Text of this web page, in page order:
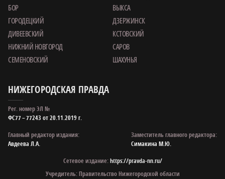
БОР
ВЫКСА
ГОРОДЕЦКИЙ
ДЗЕРЖИНСК
ДИВЕЕВСКИЙ
КСТОВСКИЙ
НИЖНИЙ НОВГОРОД
САРОВ
СЕМЕНОВСКИЙ
ШАХУНЬЯ
НИЖЕГОРОДСКАЯ ПРАВДА
Рег. номер ЭЛ №
ФС77 – 77243 от 20.11.2019 г.
Главный редактор издания:
Авдеева Л.А.
Заместитель главного редактора:
Симакина М.Ю.
Сетевое издание:https://pravda-nn.ru/
Учредитель: Правительство Нижегородской области